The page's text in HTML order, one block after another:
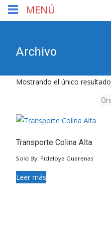
Archivo
Mostrando el único resultado
Transporte Colina Alta
Sold By: Pideloya Guarenas
Leer más
MENÚ